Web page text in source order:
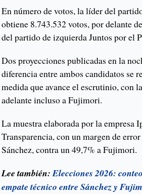
En número de votos, la líder del
obtiene 8.743.532 votos, por delante
del partido de izquierda Juntos por el
Dos proyecciones publicadas en la
diferencia entre ambos candidatos se
medida que avance el escrutinio, con
adelante incluso a Fujimori.
La muestra elaborada por la empresa
Transparencia, con un margen de
Sánchez, contra un 49,7% a Fujimori.
Lee también:Elecciones 2026:
empate técnico entre Sánchez y